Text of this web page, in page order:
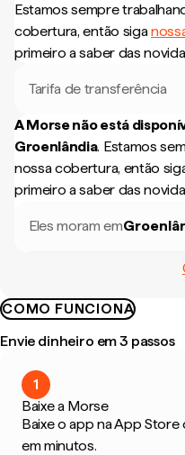
Estamos sempre
cobertura, então siga
primeiro a saber das
Tarifa de transferência
A Morse não está
Groenlândia. Estamos
nossa cobertura, então
primeiro a saber das
Eles moram em
COMO FUNCIONA
Envie dinheiro em 3 passos
1
Baixe a Morse
Baixe o app na App
em minutos.